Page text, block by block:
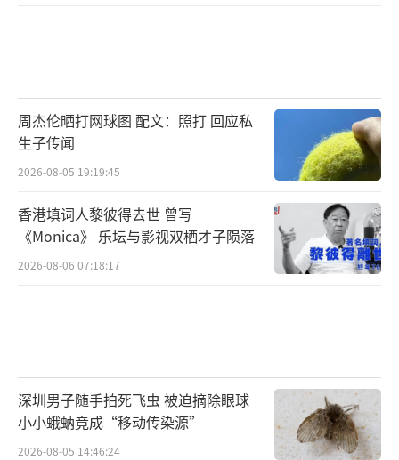
周杰伦晒打网球图 配文：照打 回应私
生子传闻
2026-08-05 19:19:45
香港填词人黎彼得去世 曾写
《Monica》 乐坛与影视双栖才子陨落
2026-08-06 07:18:17
深圳男子随手拍死飞虫 被迫摘除眼球
小小蛾蚋竟成“移动传染源”
2026-08-05 14:46:24